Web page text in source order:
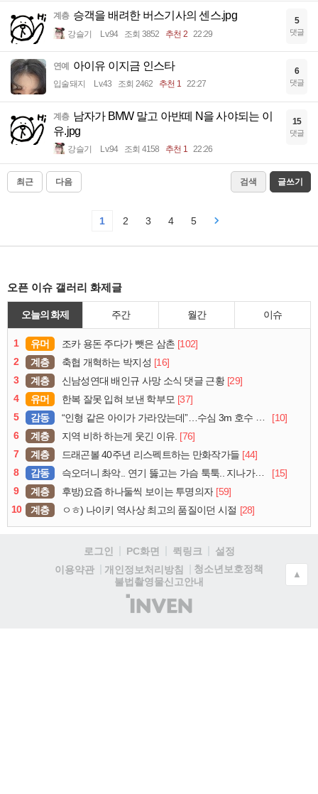
계층 승객을 배려한 버스기사의 센스.jpg
강슬기 Lv.94 조회 3852 추천 2 22:29
5
댓글
연예 아이유 이지금 인스타
입술돼지 Lv.43 조회 2462 추천 1 22:27
6
댓글
계층 남자가 BMW 말고 아반떼 N을 사야되는 이
유.jpg
강슬기 Lv.94 조회 4158 추천 1 22:26
15
댓글
최근 다음 검색 글쓰기
1 2 3 4 5
오픈 이슈 갤러리 화제글
오늘의 화제 주간 월간 이슈
1 유머 조카 용돈 주다가 뺏은 삼촌 [102]
2
계층 축협 개혁하는 박지성 [16]
3
계층 신남성연대 배인규 사망 소식 댓글 근황 [29]
4
유머 한복 잘못 입혀 보낸 학부모 [37]
5
감동 “인형 같은 아이가 가라앉는데”…수심 3m 호수 뛰어든 60대 의인
[10]
6
계층 지역 비하 하는게 웃긴 이유. [76]
7
계층 드래곤볼 40주년 리스펙트하는 만화작가들 [44]
8
감동 슥오더니 촤악.. 연기 뚫고는 가슴 툭툭.. 지나가던 아재의 정체
[15]
9
계층 후방)요즘 하나둘씩 보이는 투명의자 [59]
10
계층 ㅇㅎ) 나이키 역사상 최고의 품질이던 시절 [28]
로그인 PC화면 퀵링크
설정
이용약관
개인정보처리방침
청소년보호정책
불법촬영물신고안내
(주)
인
▲